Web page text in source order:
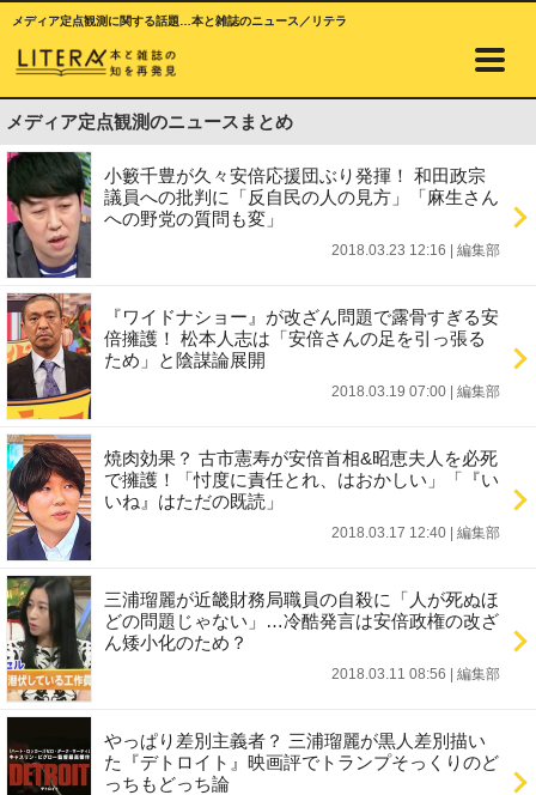
メディア定点観測に関する話題…本と雑誌のニュース／リテラ
メディア定点観測のニュースまとめ
小籔千豊が久々安倍応援団ぶり発揮！ 和田政宗
議員への批判に「反自民の人の見方」「麻生さん
への野党の質問も変」
2018.03.23 12:16 編集部
『ワイドナショー』が改ざん問題で露骨すぎる安
倍擁護！ 松本人志は「安倍さんの足を引っ張る
ため」と陰謀論展開
2018.03.19 07:00 編集部
焼肉効果？ 古市憲寿が安倍首相&昭恵夫人を必死
で擁護！「忖度に責任とれ、はおかしい」「『い
いね』はただの既読」
2018.03.17 12:40 編集部
三浦瑠麗が近畿財務局職員の自殺に「人が死ぬほ
どの問題じゃない」…冷酷発言は安倍政権の改ざ
ん矮小化のため？
2018.03.11 08:56 編集部
やっぱり差別主義者？ 三浦瑠麗が黒人差別描い
た『デトロイト』映画評でトランプそっくりのど
っちもどっち論